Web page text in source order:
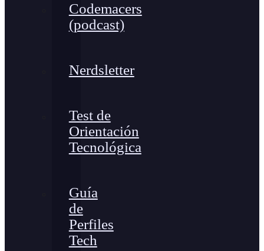
Codemacers
(podcast)
Nerdsletter
Test de
Orientación
Tecnológica
Guía
de
Perfiles
Tech